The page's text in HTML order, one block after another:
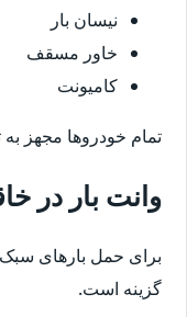
نیسان بار
خاور مسقف
کامیونت
تمام خودروها مجهز به
وانت بار در
برای حمل بارهای
گزینه است.